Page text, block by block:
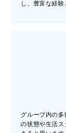
し、豊富な経験
グループ内の
の状態や生活